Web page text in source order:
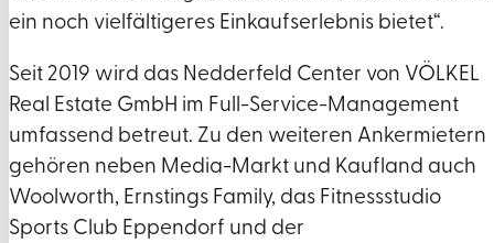
ein noch vielfältigeres Einkaufserlebnis bietet“.
Seit 2019 wird das Nedderfeld Center von VÖLKEL
Real Estate GmbH im Full-Service-Management
umfassend betreut. Zu den weiteren Ankermietern
gehören neben Media-Markt und Kaufland auch
Woolworth, Ernstings Family, das Fitnessstudio
Sports Club Eppendorf und der